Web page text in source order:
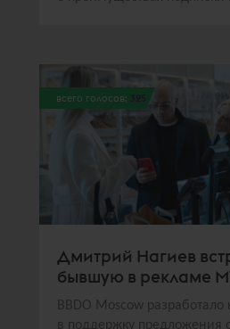
всего голосов: 325
Дмитрий Нагиев
бывшую в рекламе
BBDO Moscow
в поддержку предложения